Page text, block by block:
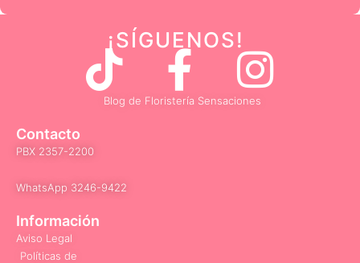
¡SÍGUENOS!
T
i
t
F
a
I
n
Blog de Floristería Sensaciones
Contacto
PBX 2357-2200
WhatsApp 3246-9422​
Información
Aviso Legal
Políticas de